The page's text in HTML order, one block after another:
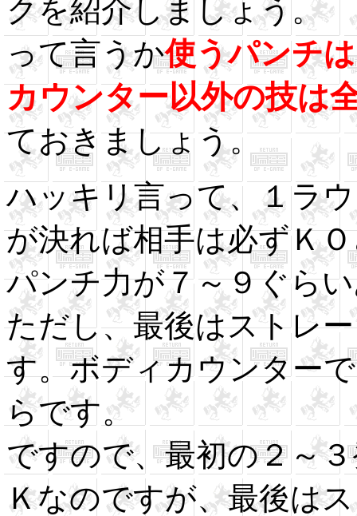
クを紹介しましょう。
って言うか使うパンチ
カウンター以外の技は
ておきましょう。
ハッキリ言って、１ラ
が決れば相手は必ずＫ
パンチ力が７～９ぐら
ただし、最後はストレ
す。ボディカウンター
らです。
ですので、最初の２～
Ｋなのですが、最後は